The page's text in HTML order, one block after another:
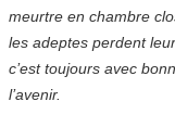
meurtre en chambre
les adeptes perdent
c’est toujours avec
l’avenir.